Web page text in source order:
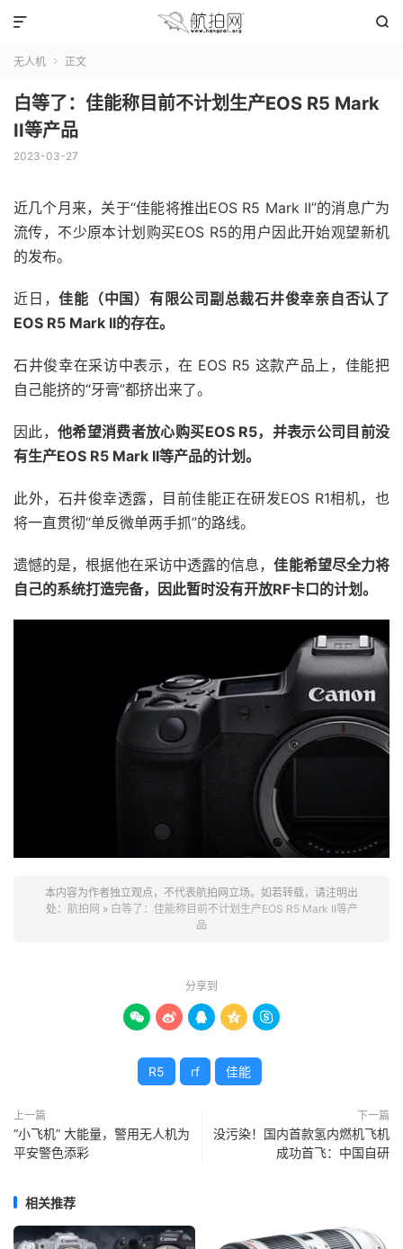


无人机  正文
白等了：佳能称目前不计划生产EOS R5 Mark
II等产品
2023-03-27
近几个月来，关于“佳能将推出EOS R5 Mark II”的消息广为
流传，不少原本计划购买EOS R5的用户因此开始观望新机
的发布。
近日，佳能（中国）有限公司副总裁石井俊幸亲自否认了
EOS R5 Mark II的存在。
石井俊幸在采访中表示，在 EOS R5 这款产品上，佳能把
自己能挤的“牙膏”都挤出来了。
因此，他希望消费者放心购买EOS R5，并表示公司目前没
有生产EOS R5 Mark II等产品的计划。
此外，石井俊幸透露，目前佳能正在研发EOS R1相机，也
将一直贯彻“单反微单两手抓”的路线。
遗憾的是，根据他在采访中透露的信息，佳能希望尽全力将
自己的系统打造完备，因此暂时没有开放RF卡口的计划。
本内容为作者独立观点，不代表航拍网立场。如若转载，请注明出
处： 航拍网 » 白等了：佳能称目前不计划生产EOS R5 Mark II等产
品
分享到
    
R5 rf 佳能
上一篇
“小飞机” 大能量，警用无人机为
平安警色添彩
下一篇
没污染！国内首款氢内燃机飞机
成功首飞：中国自研
相关推荐